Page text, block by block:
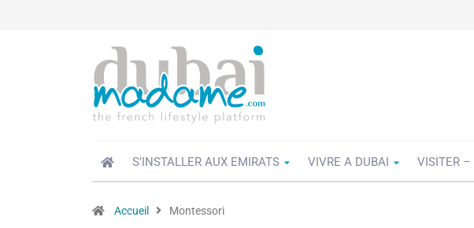
S’INSTALLER AUX EMIRATS VIVRE A DUBAI VISITER –
Accueil Montessori